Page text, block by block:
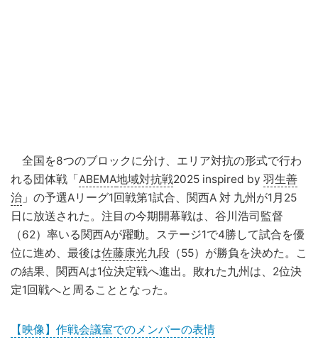
全国を8つのブロックに分け、エリア対抗の形式で行わ
れる団体戦「 ABEMA地域対抗戦2025 inspired by 羽生善
治 」の予選Aリーグ1回戦第1試合、関西A 対 九州が1月25
日に放送された。注目の今期開幕戦は、谷川浩司監督
（62）率いる関西Aが躍動。ステージ1で4勝して試合を優
位に進め、最後は佐藤康光九段（55）が勝負を決めた。こ
の結果、関西Aは1位決定戦へ進出。敗れた九州は、2位決
定1回戦へと周ることとなった。
【映像】作戦会議室でのメンバーの表情